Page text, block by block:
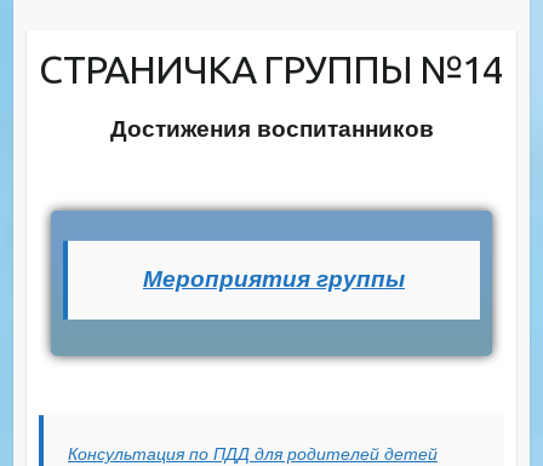
СТРАНИЧКА ГРУППЫ №14
Достижения воспитанников
Мероприятия группы
Консультация по ПДД для родителей детей